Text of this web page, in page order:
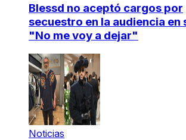
Blessd no aceptó cargos por
secuestro en la audiencia en
"No me voy a dejar"
Noticias